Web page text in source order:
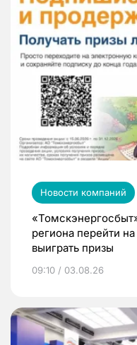
Новости компаний
региона перейти
выиграть призы
09:10 / 03.08.26